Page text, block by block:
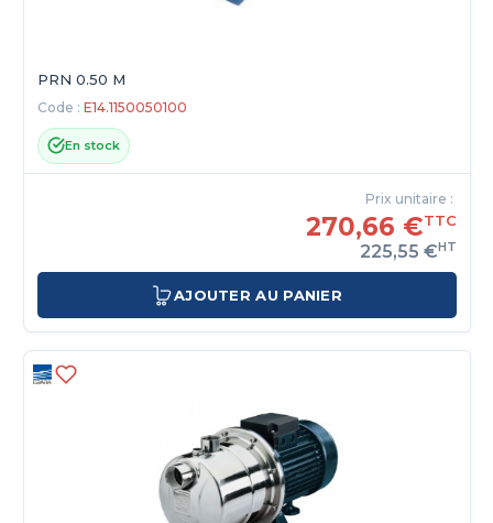
PRN 0.50 M
Code : E14.1150050100
En stock
Prix unitaire :
270,66 €TTC
225,55 €HT
AJOUTER AU PANIER